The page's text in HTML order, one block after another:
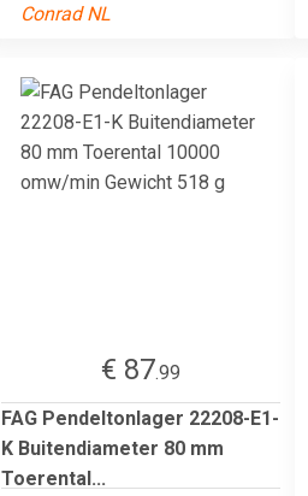
Conrad NL
€ 87.99
FAG Pendeltonlager 22208-E1-
K Buitendiameter 80 mm
Toerental...